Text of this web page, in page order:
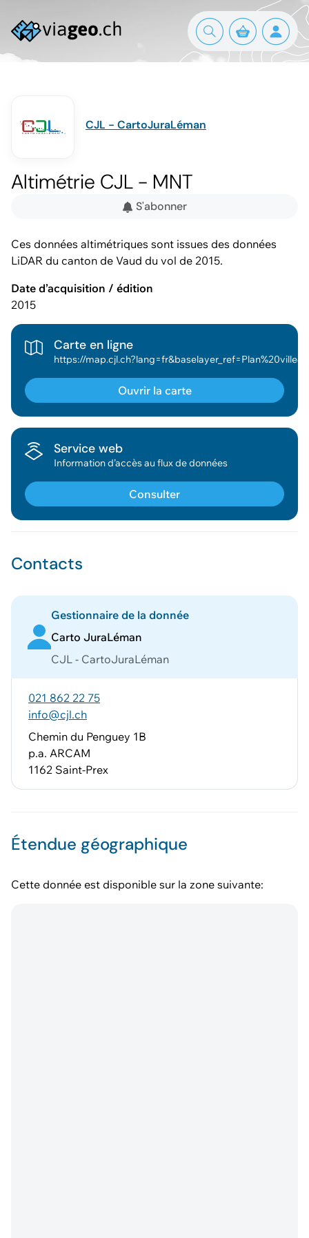
CJL - CartoJuraLéman
Altimétrie CJL - MNT
S'abonner
Ces données altimétriques sont issues des données
LiDAR du canton de Vaud du vol de 2015.
Date d’acquisition / édition
2015
Contacts
Gestionnaire de la donnée
Carto JuraLéman
CJL - CartoJuraLéman
021 862 22 75
info@cjl.ch
Chemin du Penguey 1B
p.a. ARCAM
1162 Saint-Prex
Étendue géographique
Cette donnée est disponible sur la zone suivante:
Carte en ligne
Ouvrir la carte
Service web
Information d’accès au flux de données
Consulter